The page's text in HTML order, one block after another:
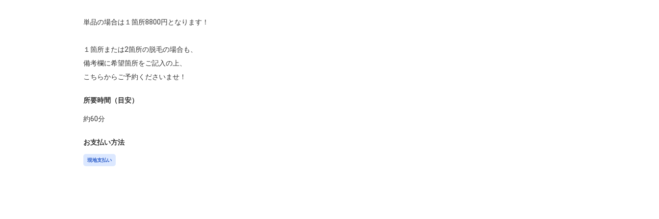
単品の場合は１箇所8800円となります！
１箇所または2箇所の脱毛の場合も、
備考欄に希望箇所をご記入の上、
こちらからご予約くださいませ！
所要時間（目安）
約60分
お支払い方法
現地支払い